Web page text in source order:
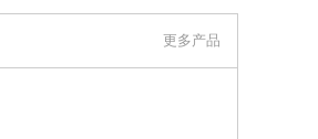
更多产品